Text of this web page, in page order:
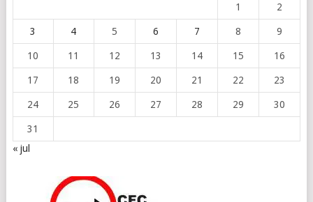
1 2
3 4 5 6 7 8 9
10 11 12 13 14 15 16
17 18 19 20 21 22 23
24 25 26 27 28 29 30
31
« jul